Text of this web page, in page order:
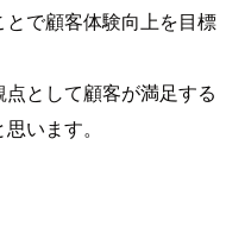
で顧客体験向上を目標
として顧客が満足する
います。